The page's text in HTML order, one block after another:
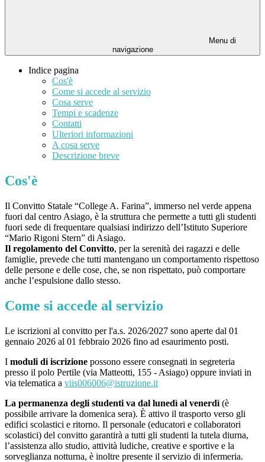
Menu di
navigazione
Indice pagina
Cos'è
Come si accede al servizio
Cosa serve
Tempi e scadenze
Contatti
Ulteriori informazioni
A cosa serve
Descrizione breve
Cos'è
Il Convitto Statale “College A. Farina”, immerso nel verde appena
fuori dal centro Asiago, è la struttura che permette a tutti gli studenti
fuori sede di frequentare qualsiasi indirizzo dell’Istituto Superiore
“Mario Rigoni Stern” di Asiago.
Il regolamento del Convitto, per la serenità dei ragazzi e delle
famiglie, prevede che tutti mantengano un comportamento rispettoso
delle persone e delle cose, che, se non rispettato, può comportare
anche l’espulsione dallo stesso.
Come si accede al servizio
Le iscrizioni al convitto per l'a.s. 2026/2027 sono aperte dal 01
gennaio 2026 al 01 febbraio 2026 fino ad esaurimento posti.
I moduli di iscrizione possono essere consegnati in segreteria
presso il polo Pertile (via Matteotti, 155 - Asiago) oppure inviati in
via telematica a viis006006@istruzione.it
La permanenza degli studenti va dal lunedì al venerdì (è
possibile arrivare la domenica sera). È attivo il trasporto verso gli
edifici scolastici e ritorno. Il personale (educatori e collaboratori
scolastici) del convitto garantirà a tutti gli studenti la tutela diurna,
l’assistenza allo studio, attività ludiche, creative e sportive e la
sorveglianza notturna, è inoltre presente il servizio di infermeria.